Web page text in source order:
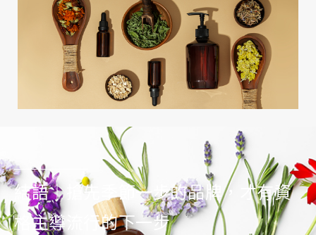
結語｜搶先季節一步的品牌，才有資
格主導流行的下一步